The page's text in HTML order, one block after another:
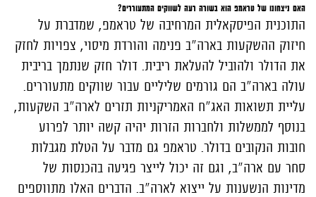
האם ניצחונו של טראמפ הוא בשורה רעה לשווקים המתעוררים?
התוכנית הפיסקאלית המרחיבה של טראמפ, שמדברת על
חיזוק ההשקעות בארה"ב פנימה והורדת מיסוי, צפויות לחזק
את הדולר ולהוביל להעלאת ריבית. דולר חזק שנתמך בריבית
עולה בארה"ב הם גורמים שליליים עבור שווקים מתעוררים.
עליית תשואות האג"ח האמריקניות תזרים לארה"ב השקעות,
בנוסף לממשלות ולחברות הזרות יהיה קשה יותר לפרוע
חובות הנקובים בדולר. טראמפ גם מדבר על הטלת מגבלות
סחר עם ארה"ב, וגם זה יכול לייצר פגיעה בהכנסות של
מדינות הנשענות על ייצוא לארה"ב. הדברים האלו מתווספים